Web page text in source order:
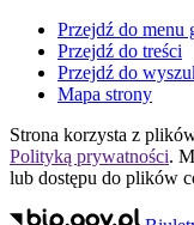
Przejdź do menu
Przejdź do treści
Przejdź do
Mapa strony
Strona korzysta z
Polityką prywatności.
lub dostępu do plików